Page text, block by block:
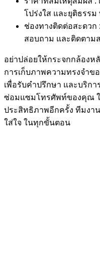
โปร่งใส และยุติธรร
ช่องทางติดต่อสะดวก
สอบถาม และติดตาม
อย่าปล่อยให้กระจกกล้อง
การเก็บภาพความทรงจำข
เพื่อรับคำปรึกษา และบริกา
ซ่อมแซมโทรศัพท์ของคุณ ใ
ประสิทธิภาพอีกครั้ง ทีมงา
ใส่ใจ ในทุกขั้นตอน